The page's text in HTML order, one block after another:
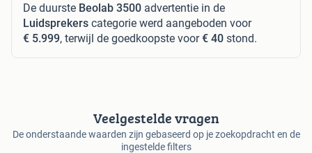
De duurste Beolab 3500 advertentie in de
Luidsprekers categorie werd aangeboden voor
€ 5.999, terwijl de goedkoopste voor€ 40 stond.
Veelgestelde vragen
De onderstaande waarden zijn gebaseerd op je zoekopdracht en de
ingestelde filters